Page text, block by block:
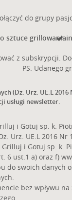
do grupy
sztuce grillowania
z subskrypcji.
PS. Udanego
(Dz. Urz. UE.L
usługi newsletter.
i Gotuj sp. k.
Urz. UE.L 2016 Nr
i Gotuj sp. k.
ust.1 a) oraz f)
do swoich
bez wpływu